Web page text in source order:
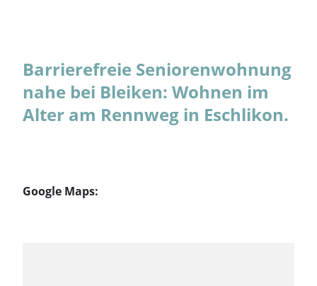
Barrierefreie Seniorenwohnung
nahe bei Bleiken: Wohnen im
Alter am Rennweg in Eschlikon.
Google Maps: